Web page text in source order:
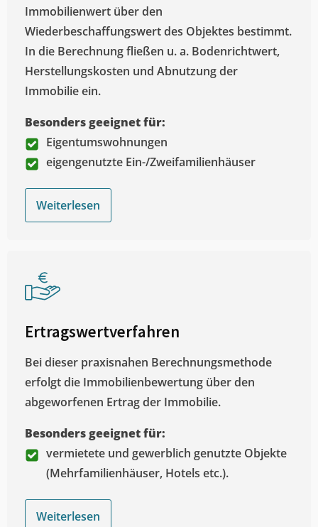
Immobilienwert über den
Wiederbeschaffungswert des Objektes bestimmt.
In die Berechnung fließen u. a. Bodenrichtwert,
Herstellungskosten und Abnutzung der
Immobilie ein.
Besonders geeignet für:
Eigentumswohnungen
eigengenutzte Ein-/Zweifamilienhäuser
Weiterlesen
Ertragswertverfahren
Bei dieser praxisnahen Berechnungsmethode
erfolgt die Immobilienbewertung über den
abgeworfenen Ertrag der Immobilie.
Besonders geeignet für:
vermietete und gewerblich genutzte Objekte
(Mehrfamilienhäuser, Hotels etc.).
Weiterlesen